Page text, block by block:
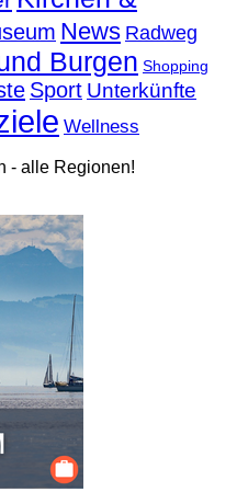
News Radweg
Burgen Shopping
Sport Unterkünfte
Wellness
- alle Regionen!